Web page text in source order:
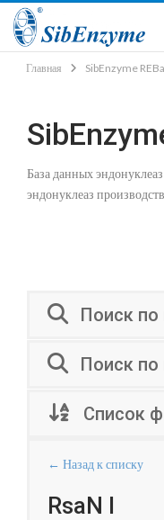
Главная SibEnzyme
База данных
эндонуклеаз
Поиск по
Поиск по
Список
← Назад к списку
RsaN I